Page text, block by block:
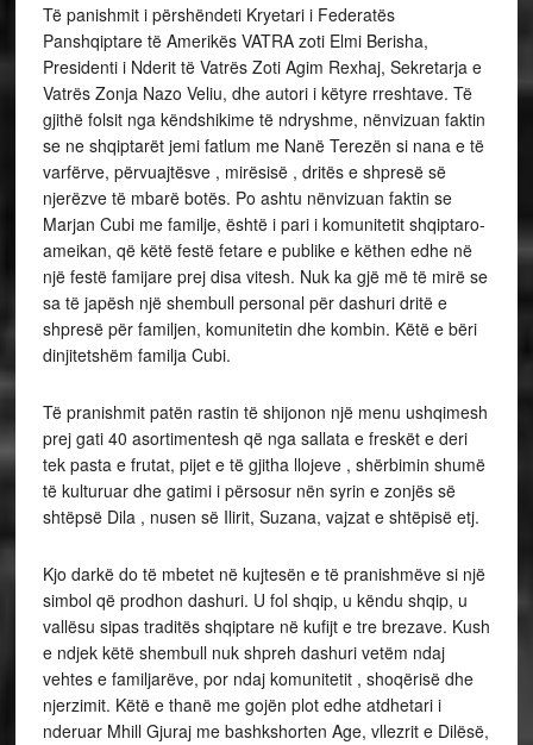
Të panishmit i përshëndeti Kryetari i Federatës
Panshqiptare të Amerikës VATRA zoti Elmi Berisha,
Presidenti i Nderit të Vatrës Zoti Agim Rexhaj, Sekretarja e
Vatrës Zonja Nazo Veliu, dhe autori i këtyre rreshtave. Të
gjithë folsit nga këndshikime të ndryshme, nënvizuan faktin
se ne shqiptarët jemi fatlum me Nanë Terezën si nana e të
varfërve, përvuajtësve , mirësisë , dritës e shpresë së
njerëzve të mbarë botës. Po ashtu nënvizuan faktin se
Marjan Cubi me familje, është i pari i komunitetit shqiptaro-
ameikan, që këtë festë fetare e publike e këthen edhe në
një festë famijare prej disa vitesh. Nuk ka gjë më të mirë se
sa të japësh një shembull personal për dashuri dritë e
shpresë për familjen, komunitetin dhe kombin. Këtë e bëri
dinjitetshëm familja Cubi.
Të pranishmit patën rastin të shijonon një menu ushqimesh
prej gati 40 asortimentesh që nga sallata e freskët e deri
tek pasta e frutat, pijet e të gjitha llojeve , shërbimin shumë
të kulturuar dhe gatimi i përsosur nën syrin e zonjës së
shtëpsë Dila , nusen së Ilirit, Suzana, vajzat e shtëpisë etj.
Kjo darkë do të mbetet në kujtesën e të pranishmëve si një
simbol që prodhon dashuri. U fol shqip, u këndu shqip, u
vallësu sipas traditës shqiptare në kufijt e tre brezave. Kush
e ndjek këtë shembull nuk shpreh dashuri vetëm ndaj
vehtes e familjarëve, por ndaj komunitetit , shoqërisë dhe
njerzimit. Këtë e thanë me gojën plot edhe atdhetari i
nderuar Mhill Gjuraj me bashkshorten Age, vllezrit e Dilësë,